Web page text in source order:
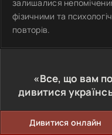
залишалися
фізичними та
повторів.
«Все, що вам
дивитися
Дивитися онлайн